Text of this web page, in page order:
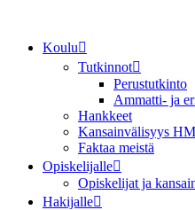
Koulu
Tutkinnot
Perustutkinto
Ammatti- ja
Hankkeet
Kansainvälisyys
Faktaa meistä
Opiskelijalle
Opiskelijat ja
Hakijalle